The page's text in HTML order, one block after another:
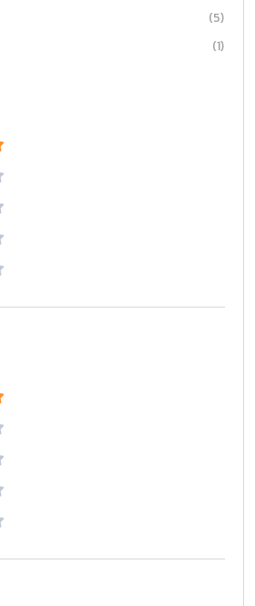
(5)
(1)